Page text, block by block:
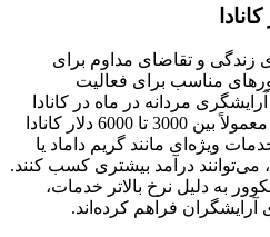
زندگی و تقاضای مداوم برای
مناسب برای فعالیت
مردانه در ماه در کانادا
بسته به شهر و تجربه آرایشگر، معمولاً بین 3000 تا 6000 دلار کانادا
ویژه‌ای مانند گریم داماد یا
می‌توانند درآمد بیشتری کسب کنند.
به دلیل نرخ بالاتر خدمات،
فراهم کرده‌اند.